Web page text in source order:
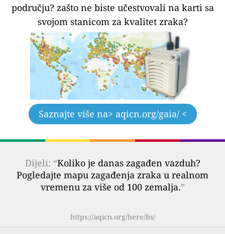
području? zašto ne biste učestvovali na karti sa
svojom stanicom za kvalitet zraka?
Saznajte više na> aqicn.org/gaia/ <
Dijeli: “Koliko je danas zagađen vazduh?
Pogledajte mapu zagađenja zraka u realnom
vremenu za više od 100 zemalja.”
https://aqicn.org/here/bs/